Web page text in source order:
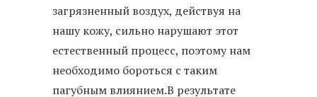
загрязненный воздух, действуя на
нашу кожу, сильно нарушают этот
естественный процесс, поэтому нам
необходимо бороться с таким
пагубным влиянием.В результате